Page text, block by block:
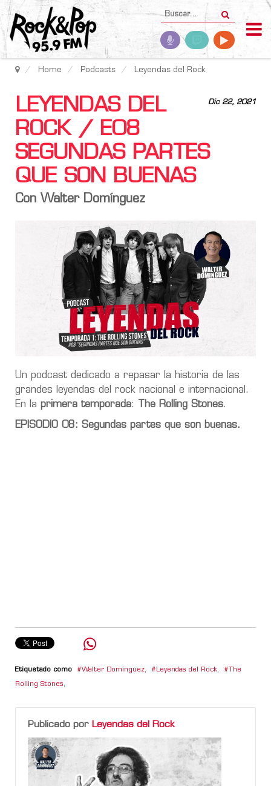
Home Podcasts Leyendas del Rock
Dic 22, 2021
LEYENDAS DEL
ROCK / E08
SEGUNDAS PARTES
QUE SON BUENAS
Con Walter Domínguez
Un podcast dedicado a repasar la historia de las
grandes leyendas del rock nacional e internacional.
En la primera temporada: The Rolling Stones.
EPISODIO 08: Segundas partes que son buenas.
Etiquetado como Walter Domínguez, Leyendas del Rock, The
Rolling Stones,
Publicado por Leyendas del Rock